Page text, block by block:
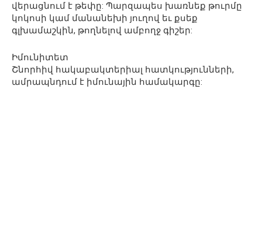
վերացնում է թեփը: Պարզապես խառնեք թուրմը
կոկոսի կամ մանանեխի յուղով եւ քսեք
գլխամաշկին, թողնելով ամբողջ գիշեր:
Իմունիտետ
Շնորհիվ հակաբակտերիալ հատկությունների,
ամրապնդում է իմունային համակարգը: